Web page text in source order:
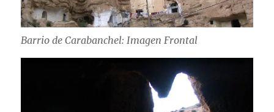
Barrio de Carabanchel: Imagen Frontal